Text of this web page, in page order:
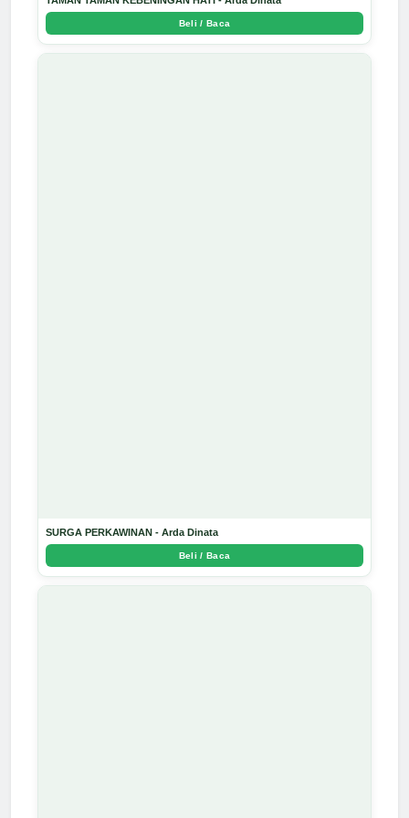
Beli / Baca
SURGA PERKAWINAN - Arda Dinata
Beli / Baca